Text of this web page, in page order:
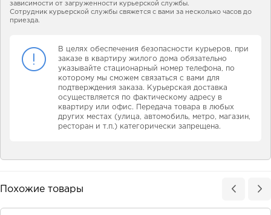
зависимости от загруженности курьерской службы.
Сотрудник курьерской службы свяжется с вами за несколько часов до
приезда.
В целях обеспечения безопасности курьеров, при
заказе в квартиру жилого дома обязательно
указывайте стационарный номер телефона, по
которому мы сможем связаться с вами для
подтверждения заказа. Курьерская доставка
осуществляется по фактическому адресу в
квартиру или офис. Передача товара в любых
других местах (улица, автомобиль, метро, магазин,
ресторан и т.п.) категорически запрещена.
Похожие товары